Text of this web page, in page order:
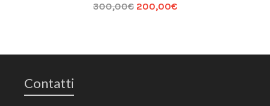
300,00€ 200,00€
Contatti